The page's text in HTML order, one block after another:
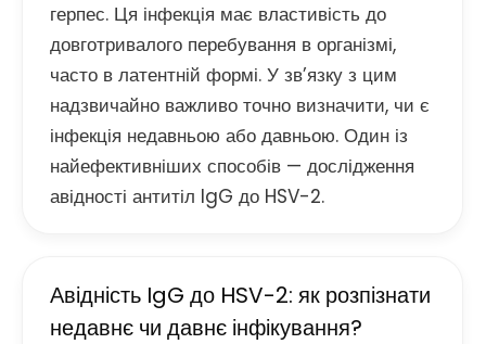
герпес. Ця інфекція має властивість до
довготривалого перебування в організмі,
часто в латентній формі. У зв’язку з цим
надзвичайно важливо точно визначити, чи є
інфекція недавньою або давньою. Один із
найефективніших способів — дослідження
авідності антитіл IgG до HSV-2.
Авідність IgG до HSV-2: як розпізнати
недавнє чи давнє інфікування?